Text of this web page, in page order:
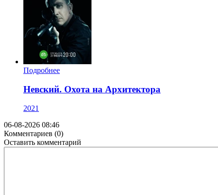
Подробнее
Невский. Охота на Архитектора
2021
06-08-2026 08:46
Комментариев (0)
Оставить комментарий